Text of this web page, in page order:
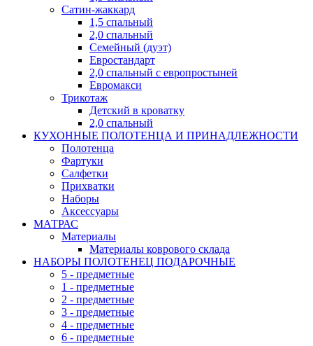
Сатин-жаккард
1,5 спальный
2,0 спальный
Семейный (дуэт)
Евростандарт
2,0 спальный с европростыней
Евромакси
Трикотаж
Детский в кроватку
2,0 спальный
КУХОННЫЕ ПОЛОТЕНЦА И ПРИНАДЛЕЖНОСТИ
Полотенца
Фартуки
Салфетки
Прихватки
Наборы
Аксессуары
МАТРАС
Материалы
Материалы коврового склада
НАБОРЫ ПОЛОТЕНЕЦ ПОДАРОЧНЫЕ
5 - предметные
1 - предметные
2 - предметные
3 - предметные
4 - предметные
6 - предметные